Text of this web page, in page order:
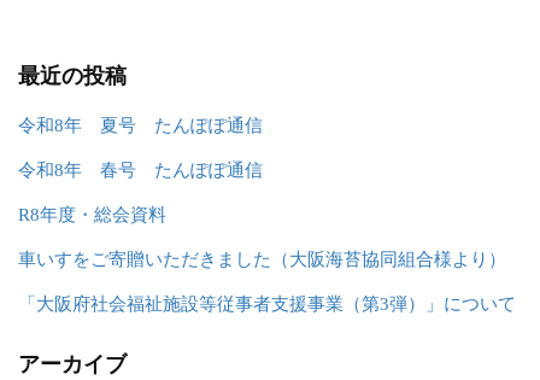
最近の投稿
令和8年 夏号 たんぽぽ通信
令和8年 春号 たんぽぽ通信
R8年度・総会資料
車いすをご寄贈いただきました（大阪海苔協同組合様より）
「大阪府社会福祉施設等従事者支援事業（第3弾）」について
アーカイブ